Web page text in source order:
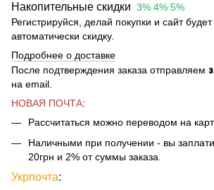
Накопительные скидки 3% 4% 5%
Регистрируйся, делай покупки и сайт будет
автоматически скидку.
Подробнее о доставке
После подтверждения заказа отправляем
на email.
НОВАЯ ПОЧТА:
Рассчитаться можно переводом на
Наличными при получении - вы
20грн и 2% от суммы заказа.
Укрпочта: